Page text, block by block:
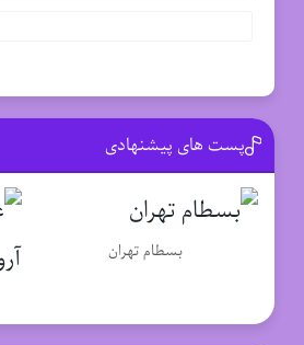
پست های پیشنهادی
بسطام تهران